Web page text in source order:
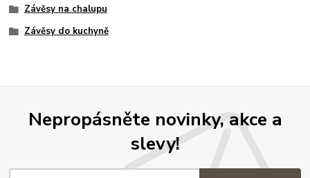
Závěsy na chalupu
Závěsy do kuchyně
Nepropásněte novinky, akce a
slevy!